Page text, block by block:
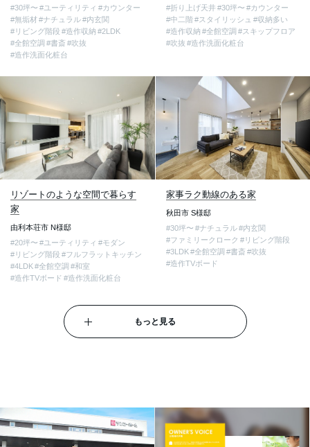
#30坪〜 #ユーティリティ #カウンター
#無垢材#ナチュラル#内玄関
#リビング階段 #造作収納 #2LDK
#全館空調 #書斎 #吹抜
#造作洗面化粧台
#折り上げ天井 #30坪〜 #カウンター
#中二階 #スタイリッシュ #収納多い
#造作収納 #全館空調 #スキップフロア
#吹抜 #造作洗面化粧台
リゾートのような空間で暮らす
家
由利本荘市 N様邸
#20坪〜 #ユーティリティ #モダン
#リビング階段 #フルフラットキッチン
#4LDK#全館空調 #和室
#造作TVボード #造作洗面化粧台
家事ラク動線のある家
秋田市 S様邸
#30坪〜 #ナチュラル #内玄関
#ファミリークローク #リビング階段
#3LDK #全館空調 #書斎 #吹抜
#造作TVボード
もっと見る